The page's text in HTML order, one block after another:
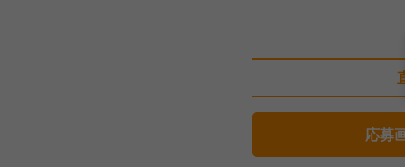
応募